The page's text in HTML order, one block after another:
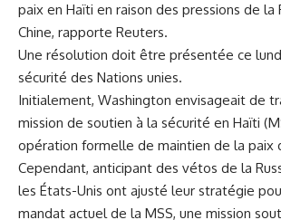
paix en Haïti en raison des pressions de la
Chine, rapporte Reuters.
Une résolution doit être présentée ce
sécurité des Nations unies.
Initialement, Washington envisageait de
mission de soutien à la sécurité en Haïti
opération formelle de maintien de la paix
Cependant, anticipant des vétos de la
les États-Unis ont ajusté leur stratégie
mandat actuel de la MSS, une mission